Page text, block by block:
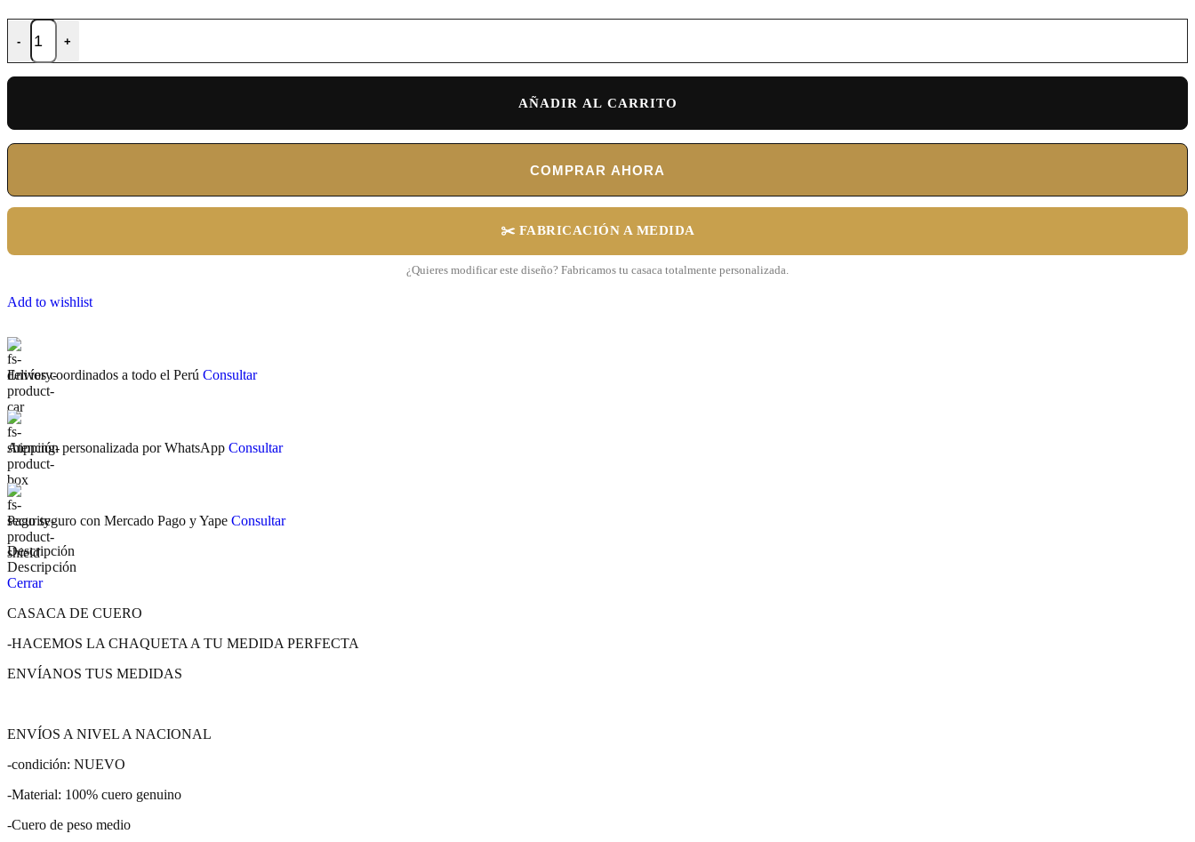
- +
AÑADIR AL CARRITO
COMPRAR AHORA
✂️ FABRICACIÓN A MEDIDA
¿Quieres modificar este diseño? Fabricamos tu casaca totalmente personalizada.
Add to wishlist
Envíos coordinados a todo el Perú Consultar
Atención personalizada por WhatsApp Consultar
Pago seguro con Mercado Pago y Yape Consultar
Descripción
Descripción
Cerrar
CASACA DE CUERO
-HACEMOS LA CHAQUETA A TU MEDIDA PERFECTA
ENVÍANOS TUS MEDIDAS
ENVÍOS A NIVEL A NACIONAL
-condición: NUEVO
-Material: 100% cuero genuino
-Cuero de peso medio